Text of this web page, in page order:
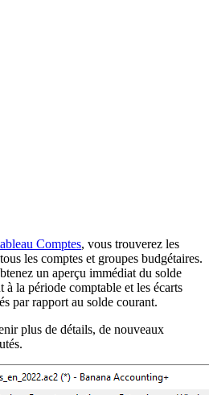
Comptes, vous trouverez les
les comptes et groupes budgétaires.
un aperçu immédiat du solde
à la période comptable et les écarts
par rapport au solde courant.
plus de détails, de nouveaux